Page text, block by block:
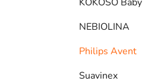
NEBIOLINA
Philips Avent
Suavinex